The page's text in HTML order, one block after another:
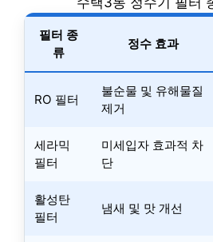
필터 종
류
정수 효과
RO 필터
불순물 및 유해물질
제거
세라믹
필터
미세입자 효과적 차
단
활성탄
필터
냄새 및 맛 개선